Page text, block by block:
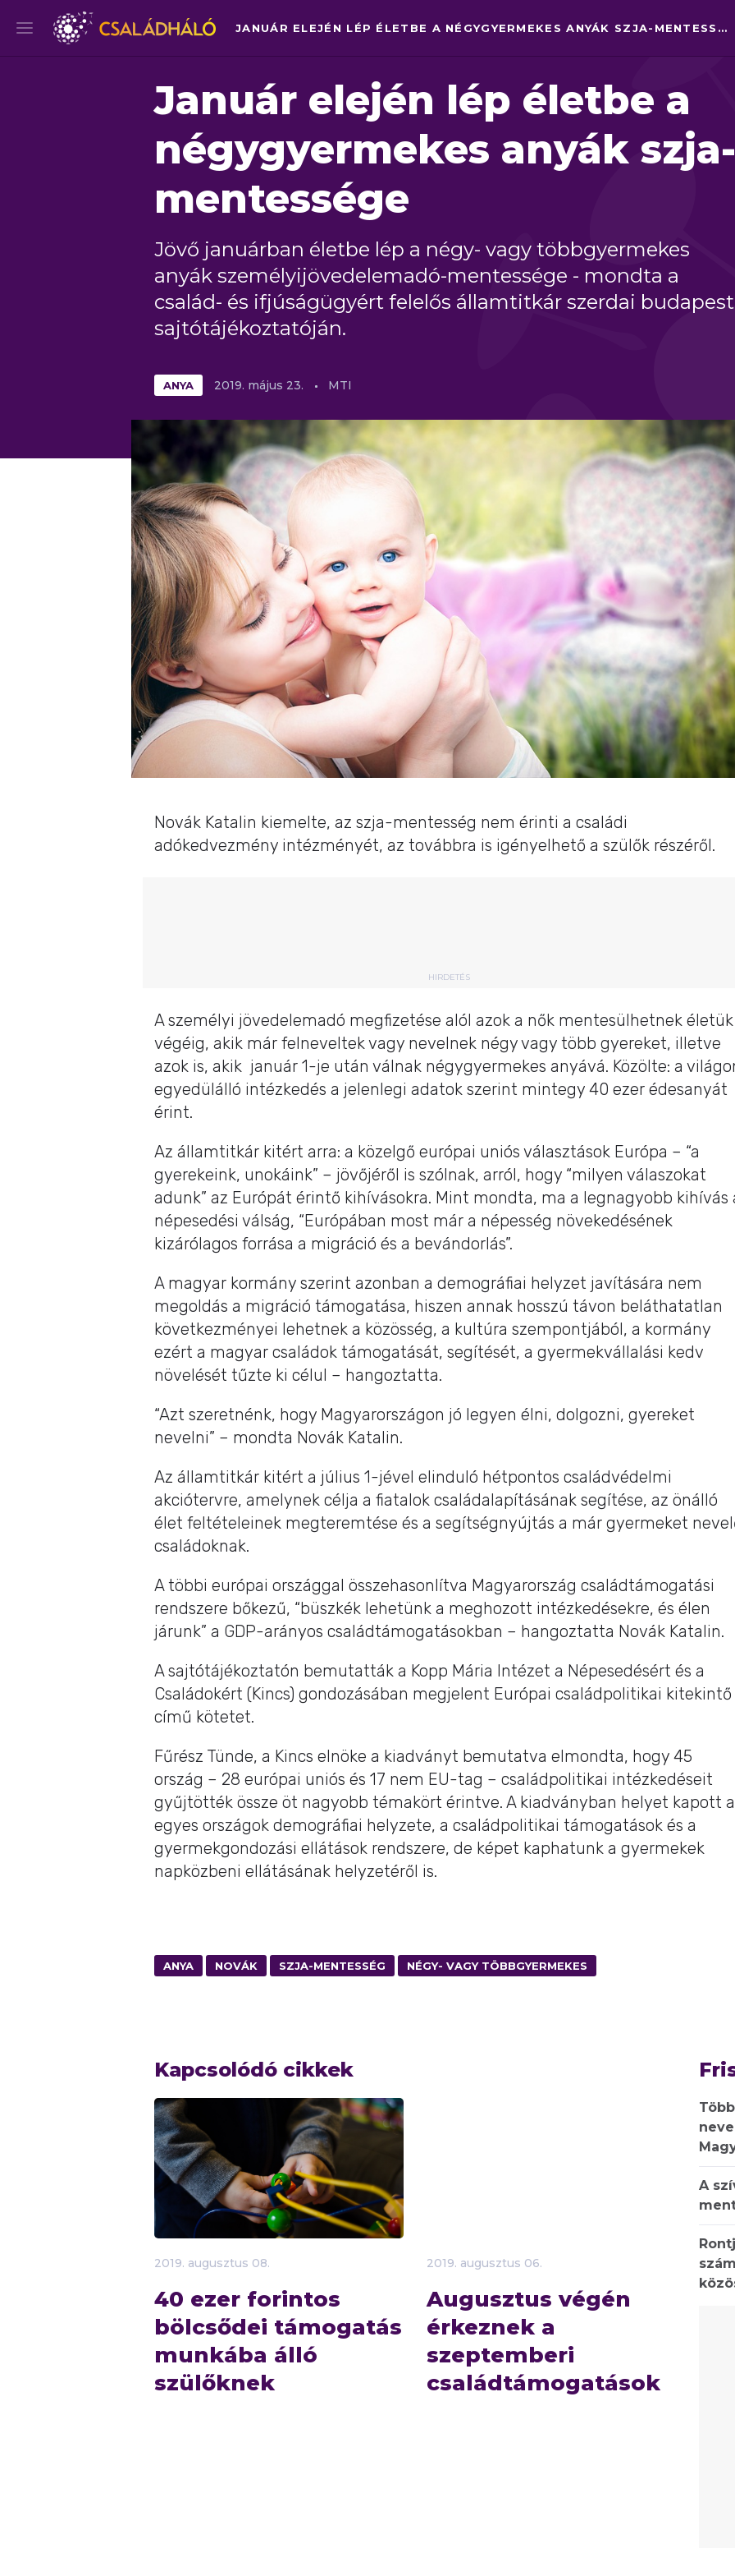
JANUÁR ELEJÉN LÉP ÉLETBE A NÉGYGYERMEKES ANYÁK SZJA-MENTESSÉGE
Január elején lép életbe a
négygyermekes anyák szja-
mentessége
Jövő januárban életbe lép a négy- vagy többgyermekes
anyák személyijövedelemadó-mentessége - mondta a
család- és ifjúságügyért felelős államtitkár szerdai
sajtótájékoztatóján.
ANYA 2019. május 23. MTI
Novák Katalin kiemelte, az szja-mentesség nem érinti a családi
adókedvezmény intézményét, az továbbra is igényelhető a szülők részéről.
HIRDETÉS
A személyi jövedelemadó megfizetése alól azok a nők mentesülhetnek életük
végéig, akik már felneveltek vagy nevelnek négy vagy több gyereket, illetve
azok is, akik január 1-je után válnak négygyermekes anyává. Közölte: a
egyedülálló intézkedés a jelenlegi adatok szerint mintegy 40 ezer édesanyát
érint.
Az államtitkár kitért arra: a közelgő európai uniós választások Európa – “a
gyerekeink, unokáink” – jövőjéről is szólnak, arról, hogy “milyen válaszokat
adunk” az Európát érintő kihívásokra. Mint mondta, ma a legnagyobb kihívás
népesedési válság, “Európában most már a népesség növekedésének
kizárólagos forrása a migráció és a bevándorlás”.
A magyar kormány szerint azonban a demográfiai helyzet javítására nem
megoldás a migráció támogatása, hiszen annak hosszú távon beláthatatlan
következményei lehetnek a közösség, a kultúra szempontjából, a kormány
ezért a magyar családok támogatását, segítését, a gyermekvállalási kedv
növelését tűzte ki célul – hangoztatta.
“Azt szeretnénk, hogy Magyarországon jó legyen élni, dolgozni, gyereket
nevelni” – mondta Novák Katalin.
Az államtitkár kitért a július 1-jével elinduló hétpontos családvédelmi
akciótervre, amelynek célja a fiatalok családalapításának segítése, az önálló
élet feltételeinek megteremtése és a segítségnyújtás a már gyermeket
családoknak.
A többi európai országgal összehasonlítva Magyarország családtámogatási
rendszere bőkezű, “büszkék lehetünk a meghozott intézkedésekre, és élen
járunk” a GDP-arányos családtámogatásokban – hangoztatta Novák Katalin.
A sajtótájékoztatón bemutatták a Kopp Mária Intézet a Népesedésért és a
Családokért (Kincs) gondozásában megjelent Európai családpolitikai kitekintő
című kötetet.
Fűrész Tünde, a Kincs elnöke a kiadványt bemutatva elmondta, hogy 45
ország – 28 európai uniós és 17 nem EU-tag – családpolitikai intézkedéseit
gyűjtötték össze öt nagyobb témakört érintve. A kiadványban helyet kapott
egyes országok demográfiai helyzete, a családpolitikai támogatások és a
gyermekgondozási ellátások rendszere, de képet kaphatunk a gyermekek
napközbeni ellátásának helyzetéről is.
ANYA NOVÁK SZJA-MENTESSÉG NÉGY- VAGY TÖBBGYERMEKES
Kapcsolódó cikkek
2019. augusztus 08.
40 ezer forintos
bölcsődei támogatás
munkába álló
szülőknek
2019. augusztus 06.
Augusztus végén
érkeznek a
szeptemberi
családtámogatások
A